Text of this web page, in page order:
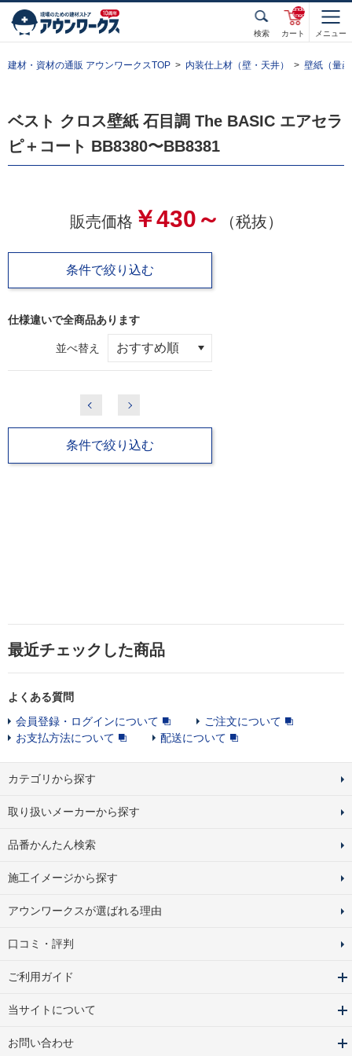
検索 カート
unde
fined
メニュー
建材・資材の通販 アウンワークスTOP 内装仕上材（壁・天井） 壁紙（量
ベスト クロス壁紙 石目調 The BASIC エアセラ
ピ＋コート BB8380〜BB8381
販売価格 ￥430～ （税抜）
条件で絞り込む
仕様違いで全商品あります
並べ替え
条件で絞り込む
最近チェックした商品
よくある質問
会員登録・ログインについて
ご注文について
お支払方法について
配送について
カテゴリから探す
取り扱いメーカーから探す
品番かんたん検索
施工イメージから探す
アウンワークスが選ばれる理由
口コミ・評判
ご利用ガイド
当サイトについて
お問い合わせ